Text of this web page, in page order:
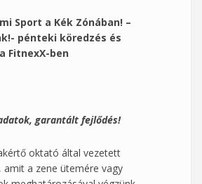
Sport a Kék Zónában! –
pénteki köredzés és
FitnexX-ben
garantált fejlődés!
oktató által vezetett
a zene ütemére vagy